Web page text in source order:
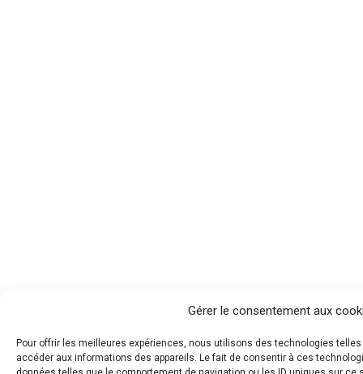
Gérer le consentement aux
Pour offrir les meilleures expériences, nous utilisons des technologies
accéder aux informations des appareils. Le fait de consentir à ces